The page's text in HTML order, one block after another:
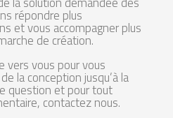
répondre plus
et vous accompagner plus
de création.
vers vous pour vous
la conception jusqu’à la
question et pour tout
contactez nous.